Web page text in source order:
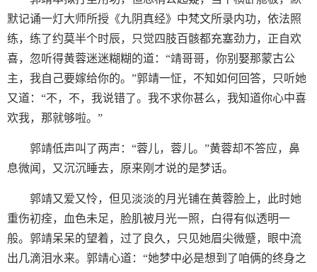
默记诵一灯大师所授《九阴真经》中梵文所录内功，依法照
练，练了约莫半个时辰，只觉四肢百骸都充塞劲力，正自欢
喜，忽听得黄蓉迷迷糊糊的道：“靖哥哥，你别娶那蒙古公
主，我自己要嫁给你的。”郭靖一怔，不知如何回答，只听她
又道：“不，不，我说错了。我不求你甚么，我知道你心中喜
欢我，那就够啦。”
郭靖低声叫了两声：“蓉儿，蓉儿。”黄蓉却不答应，鼻
息微闻，又沉沉睡去，原来刚才说的是梦话。
郭靖又爱又怜，但见淡淡的月光铺在黄蓉脸上，此时她
重伤初痊，血色未足，脸肌被月光一照，白得有似透明一
般。郭靖呆呆的望着，过了良久，只见她眉尖微蹙，眼中流
出几滴泪水来。郭靖心道：“她梦中必是想到了咱俩的终身之